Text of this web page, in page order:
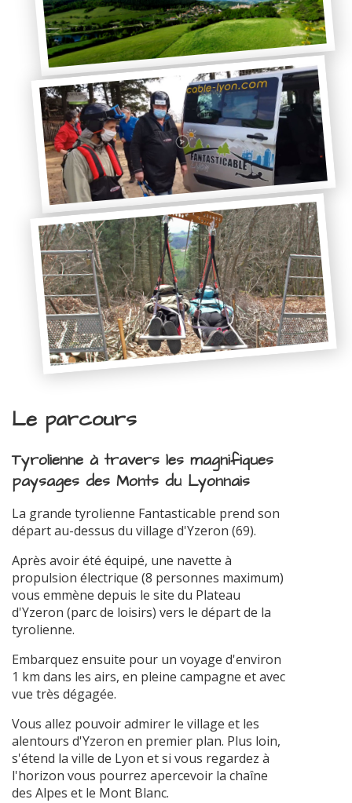
Le parcours
Tyrolienne à travers les magnifiques
paysages des Monts du Lyonnais
La grande tyrolienne Fantasticable prend son
départ au-dessus du village d'Yzeron (69).
Après avoir été équipé, une navette à
propulsion électrique (8 personnes maximum)
vous emmène depuis le site du Plateau
d'Yzeron (parc de loisirs) vers le départ de la
tyrolienne.
Embarquez ensuite pour un voyage d'environ
1 km dans les airs, en pleine campagne et avec
vue très dégagée.
Vous allez pouvoir admirer le village et les
alentours d'Yzeron en premier plan. Plus loin,
s'étend la ville de Lyon et si vous regardez à
l'horizon vous pourrez apercevoir la chaîne
des Alpes et le Mont Blanc.